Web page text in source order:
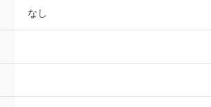
なし